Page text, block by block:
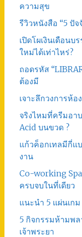
ความสุข
รีวิวหนังสือ “5 ปั
เปิดโผเงินเดือน
ใหม่ได้เท่าไหร่?
ถอดรหัส
ต้องมี
เจาะลึกวงการห้
จริงไหมที่ครีมอา
Acid บนขวด ?
แก้วค็อกเทลมีกี่แ
งาน
Co-working
ครบจบในที่เดียว
แนะนำ 5 แผ่นเก
5 กิจกรรมห้ามพ
เจ้าพระยา